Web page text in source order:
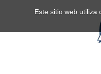
Este sitio web utiliza